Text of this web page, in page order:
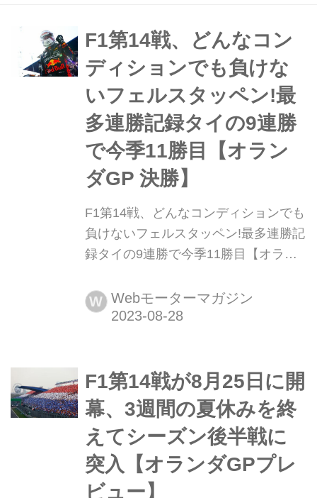
が優勝、2位はマクラーレンのオスカ
ー・ピアストリ、3位にもマクラーレ
ンのランド・ノリスが入った。決勝
直...
F1第14戦、どんなコン
ディションでも負けな
いフェルスタッペン!最
多連勝記録タイの9連勝
で今季11勝目【オラン
ダGP 決勝】
F1第14戦、どんなコンディションでも
負けないフェルスタッペン!最多連勝記
録タイの9連勝で今季11勝目【オラン
戦オランダGPが首都アムステルダム
近郊のザントフォールト・サーキット
トンマーティンのフェルナンド・アロ
ンソ、3位にはアルピーヌのピエー
ル・ガスリーが入った。角田裕毅(アル
ファタウ...
W Webモーターマガジン
F1第14戦が8月25日に開
幕、3週間の夏休みを終
えてシーズン後半戦に
突入【オランダGPプレ
ビュー】